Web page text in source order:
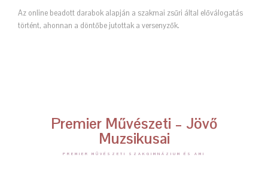
Az online beadott darabok alapján a szakmai zsűri által előválogatás
történt, ahonnan a döntőbe jutottak a versenyzők.
Premier Művészeti – Jövő
Muzsikusai
PREMIER MŰVÉSZETI SZAKGIMNÁZIUM ÉS AMI